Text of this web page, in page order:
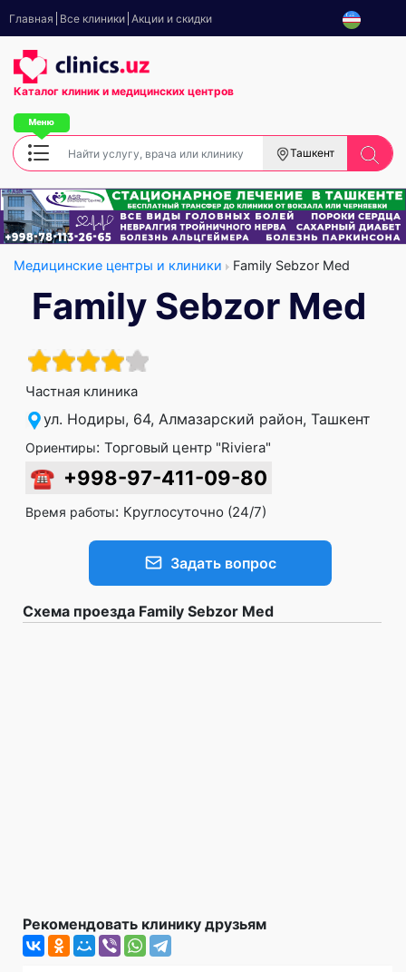
Главная Все клиники Акции и скидки
Каталог клиник и медицинских центров
Ташкент
Медицинские центры и клиники Family Sebzor Med
Family Sebzor Med
Частная клиника
ул. Нодиры, 64, Алмазарский район, Ташкент
Ориентиры: Торговый центр "Riviera"
☎ +998-97-411-09-80
Время работы: Круглосуточно (24/7)
Задать вопрос
Схема проезда Family Sebzor Med
Рекомендовать клинику друзьям